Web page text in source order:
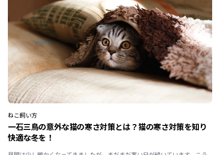
ねこ飼い方
一石三鳥の意外な猫の寒さ対策とは？猫の寒さ対策を知り
快適な冬を！